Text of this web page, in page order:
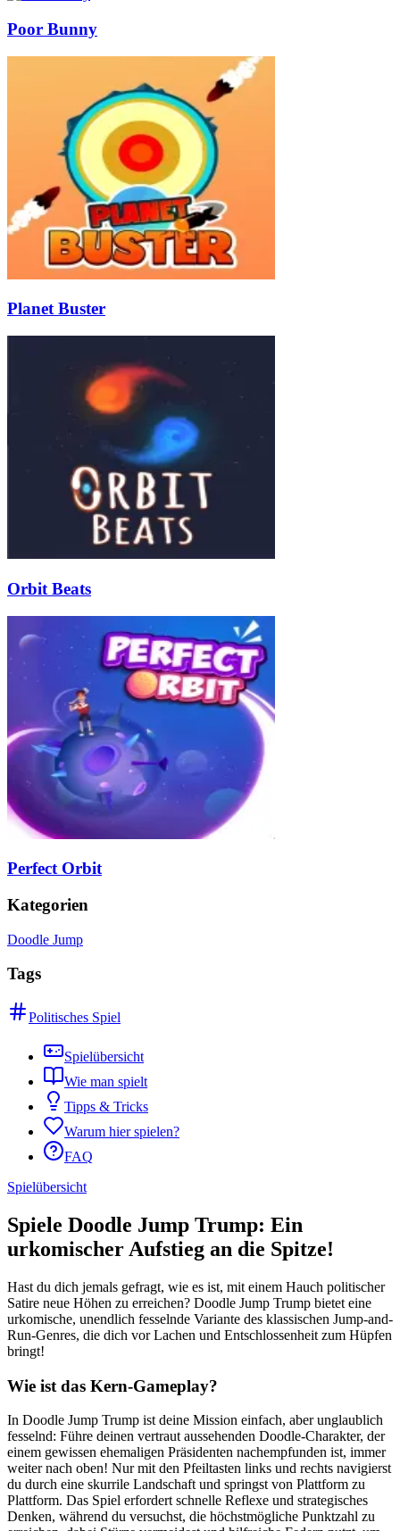
Poor Bunny
Planet Buster
Orbit Beats
Perfect Orbit
Kategorien
Doodle Jump
Tags
Politisches Spiel
Spielübersicht
Wie man spielt
Tipps & Tricks
Warum hier spielen?
FAQ
Spielübersicht
Spiele Doodle Jump Trump: Ein
urkomischer Aufstieg an die Spitze!
Hast du dich jemals gefragt, wie es ist, mit einem Hauch politischer
Satire neue Höhen zu erreichen? Doodle Jump Trump bietet eine
urkomische, unendlich fesselnde Variante des klassischen Jump-and-
Run-Genres, die dich vor Lachen und Entschlossenheit zum Hüpfen
bringt!
Wie ist das Kern-Gameplay?
In Doodle Jump Trump ist deine Mission einfach, aber unglaublich
fesselnd: Führe deinen vertraut aussehenden Doodle-Charakter, der
einem gewissen ehemaligen Präsidenten nachempfunden ist, immer
weiter nach oben! Nur mit den Pfeiltasten links und rechts navigierst
du durch eine skurrile Landschaft und springst von Plattform zu
Plattform. Das Spiel erfordert schnelle Reflexe und strategisches
Denken, während du versuchst, die höchstmögliche Punktzahl zu